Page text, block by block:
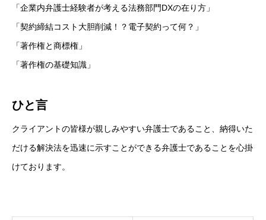
「企業内弁護士経験者が考える法務部門DXの在り方」
「契約締結コスト大胆削減！？電子契約って何？」
「著作権と商標権」
「著作権の基礎知識」
ひと言
クライアントの皆様が親しみやすい弁護士であること、納得いた
だける解決法を迅速に示すことができる弁護士であることを心掛
けております。